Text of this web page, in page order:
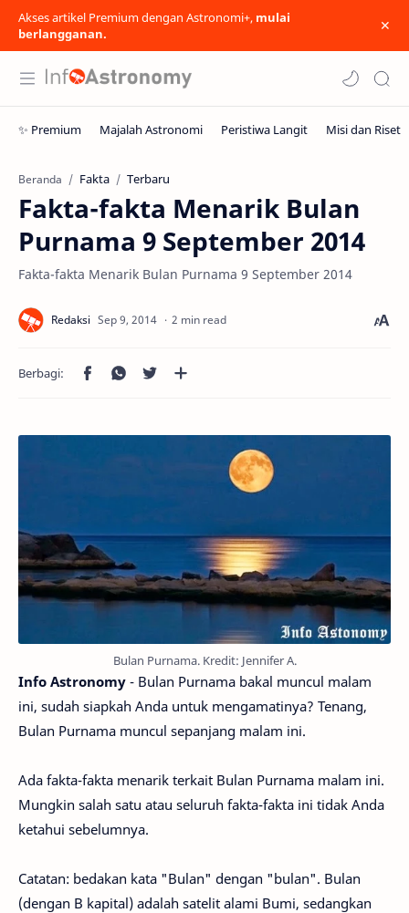
Akses artikel Premium dengan Astronomi+, mulai
berlangganan.
Beranda Fakta Terbaru
Fakta-fakta Menarik Bulan
Purnama 9 September 2014
Fakta-fakta Menarik Bulan Purnama 9 September 2014
2 min read
Bulan Purnama. Kredit: Jennifer A.
Info Astronomy - Bulan Purnama bakal muncul malam
ini, sudah siapkah Anda untuk mengamatinya? Tenang,
Bulan Purnama muncul sepanjang malam ini.
Ada fakta-fakta menarik terkait Bulan Purnama malam ini.
Mungkin salah satu atau seluruh fakta-fakta ini tidak Anda
ketahui sebelumnya.
Catatan: bedakan kata "Bulan" dengan "bulan". Bulan
(dengan B kapital) adalah satelit alami Bumi, sedangkan